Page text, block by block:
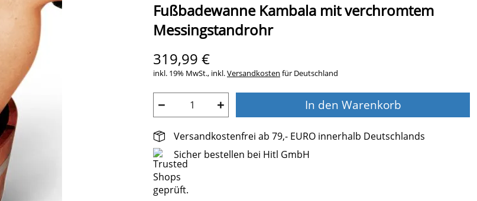
Fußbadewanne Kambala mit verchromtem
Messingstandrohr
319,99 €
inkl. 19% MwSt., inkl.Versandkosten für Deutschland
− + In den Warenkorb
Versandkostenfrei ab 79,- EURO innerhalb Deutschlands
Sicher bestellen bei Hitl GmbH